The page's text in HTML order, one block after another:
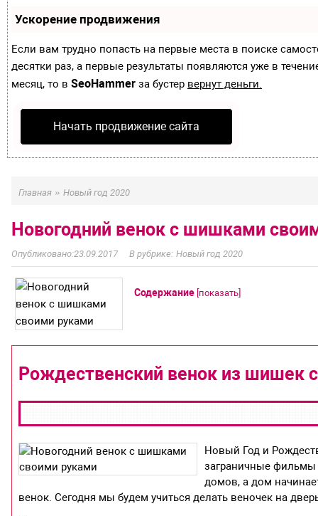
Ускорение продвижения
Если вам трудно попасть на первые места в поиске
десятки раз, а первые результаты появляются уже в
месяц, то в SeoHammer за бустер вернут деньги.
Начать продвижение сайта
Главная » Новый год 2020
Новогодний венок с шишками
23.09.2017 Новый год 2020
Содержание [показать]
Рождественский венок из шишек
Новый Год и
заграничные фильмы
домов, а дом
венок. Сегодня мы будем учиться делать веночек на